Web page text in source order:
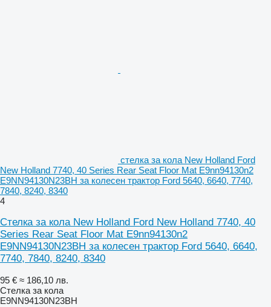
стелка за кола New Holland Ford
New Holland 7740, 40 Series Rear Seat Floor Mat E9nn94130n2
E9NN94130N23BH за колесен трактор Ford 5640, 6640, 7740,
7840, 8240, 8340
4
Стелка за кола New Holland Ford New Holland 7740, 40
Series Rear Seat Floor Mat E9nn94130n2
E9NN94130N23BH за колесен трактор Ford 5640, 6640,
7740, 7840, 8240, 8340
95 € ≈ 186,10 лв.
Стелка за кола
E9NN94130N23BH